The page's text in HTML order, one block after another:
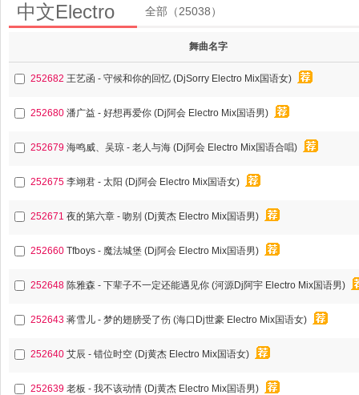
中文Electro 全部（25038）
舞曲名字
252682 王艺函 - 守候和你的回忆 (DjSorry Electro Mix国语女)
252680 潘广益 - 好想再爱你 (Dj阿会 Electro Mix国语男)
252679 海鸣威、吴琼 - 老人与海 (Dj阿会 Electro Mix国语合唱)
252675 李翊君 - 太阳 (Dj阿会 Electro Mix国语女)
252671 夜的第六章 - 吻别 (Dj黄杰 Electro Mix国语男)
252660 Tfboys - 魔法城堡 (Dj阿会 Electro Mix国语男)
252648 陈雅森 - 下辈子不一定还能遇见你 (河源Dj阿宇 Electro Mix国语男)
252643 蒋雪儿 - 梦的翅膀受了伤 (海口Dj世豪 Electro Mix国语女)
252640 艾辰 - 错位时空 (Dj黄杰 Electro Mix国语女)
252639 老板 - 我不该动情 (Dj黄杰 Electro Mix国语男)